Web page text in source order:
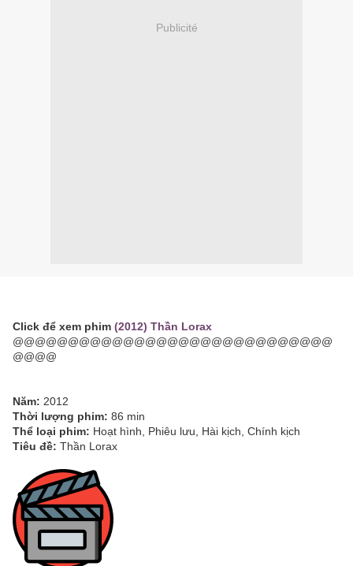
Publicité
Click để xem phim (2012) Thần Lorax
@@@@@@@@@@@@@@@@@@@@@@@@@@@@@
@@@@
Năm: 2012
Thời lượng phim: 86 min
Thể loại phim: Hoạt hình, Phiêu lưu, Hài kịch, Chính kịch
Tiêu đề: Thần Lorax